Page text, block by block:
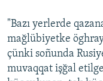
"Bazı yerlerde
mağlübiyetke
çünki soñunda
muvaqqat işğal